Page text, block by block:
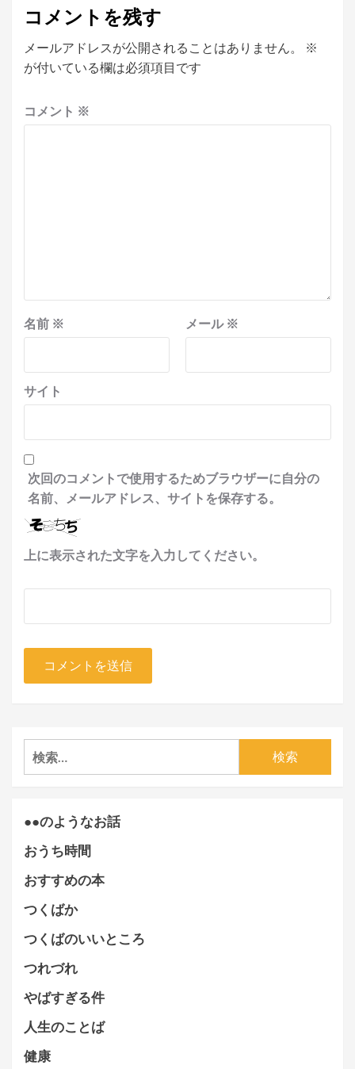
コメントを残す
メールアドレスが公開されることはありません。
※
が付いている欄は必須項目です
コメント ※
名前 ※ メール ※
サイト
次回のコメントで使用するためブラウザーに自分の
名前、メールアドレス、サイトを保存する。
上に表示された文字を入力してください。
検
索:
●●のようなお話
おうち時間
おすすめの本
つくばか
つくばのいいところ
つれづれ
やばすぎる件
人生のことば
健康